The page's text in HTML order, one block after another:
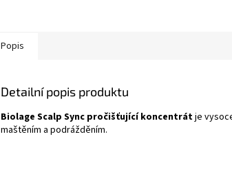
Popis
Detailní popis produktu
Biolage Scalp Sync pročišťující koncentrátje
maštěním a podrážděním.